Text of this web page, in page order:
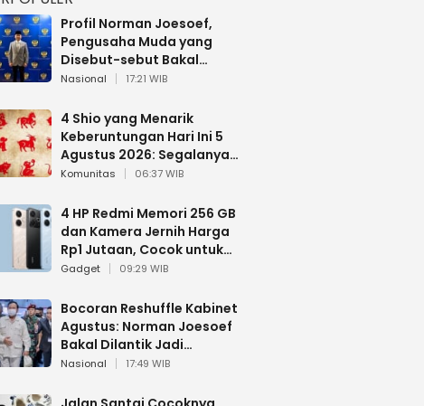
Profil Norman Joesoef,
Pengusaha Muda yang
Disebut-sebut Bakal
Dilantik Jadi Wamenhan RI
Nasional 17:21 WIB
4 Shio yang Menarik
Keberuntungan Hari Ini 5
Agustus 2026: Segalanya
Berjalan Lancar
Komunitas 06:37 WIB
4 HP Redmi Memori 256 GB
dan Kamera Jernih Harga
Rp1 Jutaan, Cocok untuk
Multitasking
Gadget 09:29 WIB
Bocoran Reshuffle Kabinet
Agustus: Norman Joesoef
Bakal Dilantik Jadi
Wamenhan RI
Nasional 17:49 WIB